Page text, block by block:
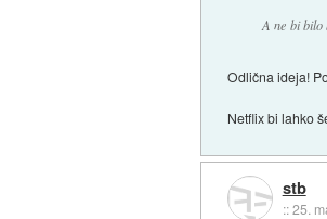
A ne bi bilo
Odlična ideja!
Netflix bi lahko
stb
::25.